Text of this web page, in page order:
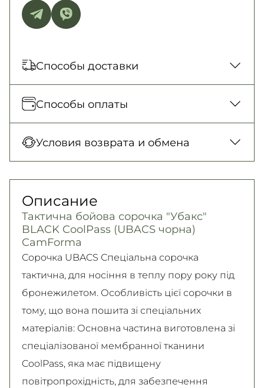
Способы доставки
Отправка каждый день. Наложенный
платеж только для заказов от 500 грн.
150 грн. / 1-2 дня
300 грн. / 1-2 дня
Самовывоз
Безкоштовно
Подробнее
Способы оплаты
картой в отделении, Картой онлайн, Google
Pay, PrivatPay, Visa, Mastercard.
Подробнее
Условия возврата и обмена
Подробно об условиях возврата и обмена
читайте настранице
Подробнее
Описание
Тактична бойова сорочка "Убакс"
BLACK CoolPass (UBACS чорна)
CamForma
Сорочка UBACS Спеціальна сорочка
тактична, для носіння в теплу пору року під
бронежилетом. Особливість цієї сорочки в
тому, що вона пошита зі спеціальних
матеріалів: Основна частина виготовлена зі
спеціалізованої мембранної тканини
CoolPass, яка має підвищену
повітропрохідність, для забезпечення